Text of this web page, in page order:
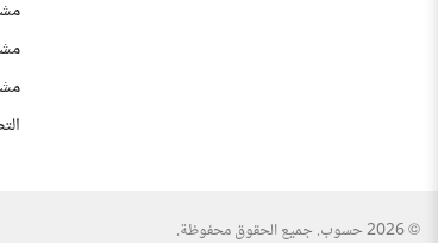
© 2026 حسوب. جميع الحقوق محفوظة.